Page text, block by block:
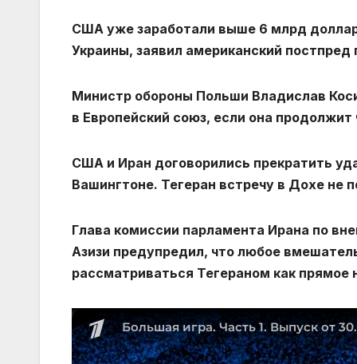
США уже заработали выше 6 млрд
Украины, заявил американский
Министр обороны Польши Владислав
в Европейский союз, если она
США и Иран договорились прекратить
Вашингтоне. Тегеран встречу в Дохе не
Глава комиссии парламента Ирана по
Азизи предупредил, что любое
рассматриваться Тегераном как